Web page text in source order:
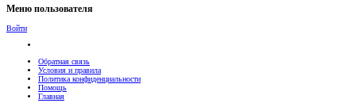
Меню пользователя
Войти
Обратная связь
Условия и правила
Политика конфиденциальности
Помощь
Главная